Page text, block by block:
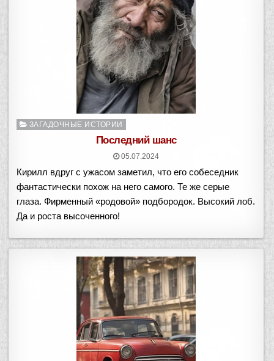
Опубликовано
ЗАГАДОЧНЫЕ ИСТОРИИ
Последний шанс
05.07.2024
Кирилл вдруг с ужасом заметил, что его собеседник
фантастически похож на него самого. Те же серые
глаза. Фирменный «родовой» подбородок. Высокий лоб.
Да и роста высоченного!